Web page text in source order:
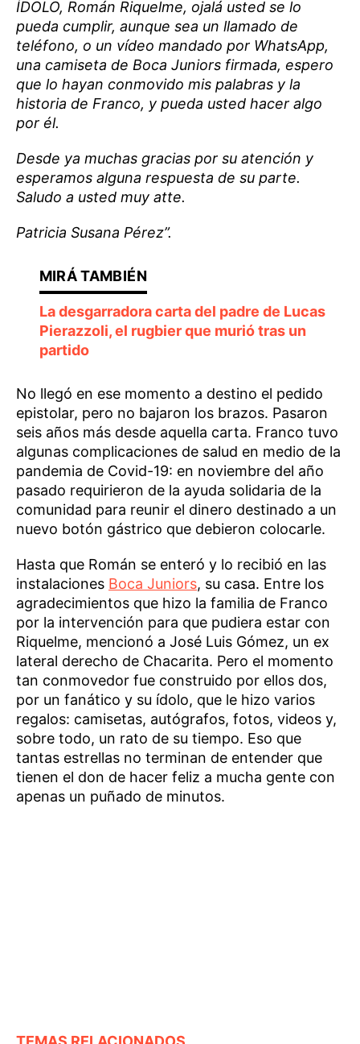
ÍDOLO, Román Riquelme, ojalá usted se lo
pueda cumplir, aunque sea un llamado de
teléfono, o un vídeo mandado por WhatsApp,
una camiseta de Boca Juniors firmada, espero
que lo hayan conmovido mis palabras y la
historia de Franco, y pueda usted hacer algo
por él.
Desde ya muchas gracias por su atención y
esperamos alguna respuesta de su parte.
Saludo a usted muy atte.
Patricia Susana Pérez”.
La desgarradora carta del padre de Lucas
Pierazzoli, el rugbier que murió tras un
partido
No llegó en ese momento a destino el pedido
epistolar, pero no bajaron los brazos. Pasaron
seis años más desde aquella carta. Franco tuvo
algunas complicaciones de salud en medio de la
pandemia de Covid-19: en noviembre del año
pasado requirieron de la ayuda solidaria de la
comunidad para reunir el dinero destinado a un
nuevo botón gástrico que debieron colocarle.
Hasta que Román se enteró y lo recibió en las
instalaciones Boca Juniors, su casa. Entre los
agradecimientos que hizo la familia de Franco
por la intervención para que pudiera estar con
Riquelme, mencionó a José Luis Gómez, un ex
lateral derecho de Chacarita. Pero el momento
tan conmovedor fue construido por ellos dos,
por un fanático y su ídolo, que le hizo varios
regalos: camisetas, autógrafos, fotos, videos y,
sobre todo, un rato de su tiempo. Eso que
tantas estrellas no terminan de entender que
tienen el don de hacer feliz a mucha gente con
apenas un puñado de minutos.